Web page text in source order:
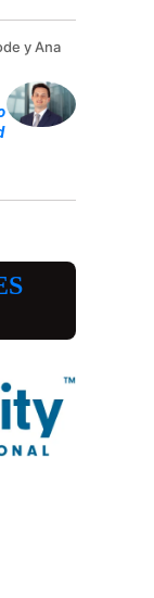
y Ana